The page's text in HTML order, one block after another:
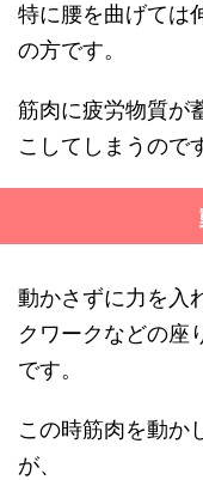
特に腰を曲げては
の方です。
筋肉に疲労物質が
こしてしまうので
動かさずに力を入
クワークなどの座
です。
この時筋肉を動か
が、